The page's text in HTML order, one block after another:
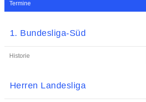
Termine
1. Bundesliga-Süd
Historie
Herren Landesliga